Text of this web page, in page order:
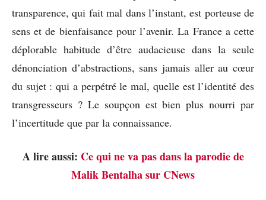
transparence, qui fait mal dans l’instant, est porteuse de
sens et de bienfaisance pour l’avenir. La France a cette
déplorable habitude d’être audacieuse dans la seule
dénonciation d’abstractions, sans jamais aller au cœur
du sujet : qui a perpétré le mal, quelle est l’identité des
transgresseurs ? Le soupçon est bien plus nourri par
l’incertitude que par la connaissance.
A lire aussi: Ce qui ne va pas dans la parodie de
Malik Bentalha sur CNews